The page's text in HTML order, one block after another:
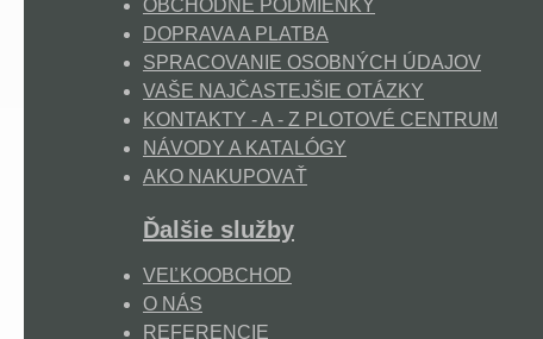
OBCHODNÉ PODMIENKY
DOPRAVA A PLATBA
SPRACOVANIE OSOBNÝCH ÚDAJOV
VAŠE NAJČASTEJŠIE OTÁZKY
KONTAKTY - A - Z PLOTOVÉ CENTRUM
NÁVODY A KATALÓGY
AKO NAKUPOVAŤ
Ďalšie služby
VEĽKOOBCHOD
O NÁS
REFERENCIE